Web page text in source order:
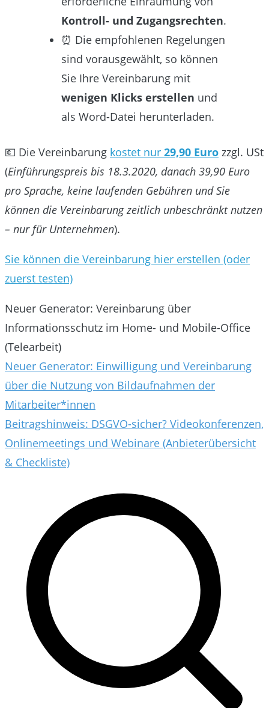
Kontroll- und Zugangsrechten.
⏰ Die empfohlenen Regelungen
sind vorausgewählt, so können
Sie Ihre Vereinbarung mit
wenigen Klicks erstellen und
als Word-Datei herunterladen.
💶 Die Vereinbarung kostet nur 29,90 Euro zzgl. USt
(Einführungspreis bis 18.3.2020, danach 39,90 Euro
pro Sprache, keine laufenden Gebühren und Sie
können die Vereinbarung zeitlich unbeschränkt nutzen
– nur für Unternehmen).
Sie können die Vereinbarung hier erstellen (oder
zuerst testen)
Neuer Generator: Vereinbarung über
Informationsschutz im Home- und Mobile-Office
(Telearbeit)
Beitragsnavigation
Neuer Generator: Einwilligung und Vereinbarung
über die Nutzung von Bildaufnahmen der
Mitarbeiter*innen
Beitragshinweis: DSGVO-sicher? Videokonferenzen,
Onlinemeetings und Webinare (Anbieterübersicht
& Checkliste)